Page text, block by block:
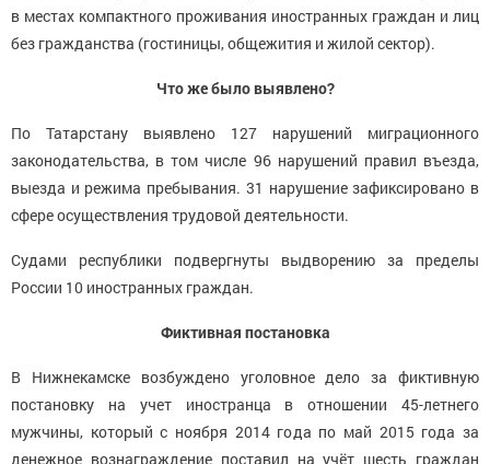
в местах компактного проживания иностранных граждан и лиц
без гражданства (гостиницы, общежития и жилой сектор).
Что же было выявлено?
По Татарстану выявлено 127 нарушений миграционного
законодательства, в том числе 96 нарушений правил въезда,
выезда и режима пребывания. 31 нарушение зафиксировано в
сфере осуществления трудовой деятельности.
Судами республики подвергнуты выдворению за пределы
России 10 иностранных граждан.
Фиктивная постановка
В Нижнекамске возбуждено уголовное дело за фиктивную
постановку на учет иностранца в отношении 45-летнего
мужчины, который с ноября 2014 года по май 2015 года за
денежное вознаграждение поставил на учёт шесть граждан